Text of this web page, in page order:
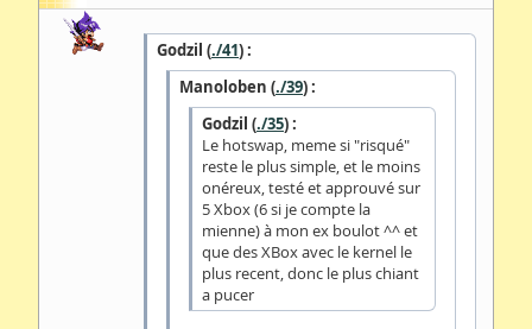
Godzil (./41) :
Manoloben (./39) :
Godzil (./35) :
Le hotswap, meme si "risqué"
reste le plus simple, et le moins
onéreux, testé et approuvé sur
5 Xbox (6 si je compte la
mienne) à mon ex boulot ^^ et
que des XBox avec le kernel le
plus recent, donc le plus chiant
a pucer